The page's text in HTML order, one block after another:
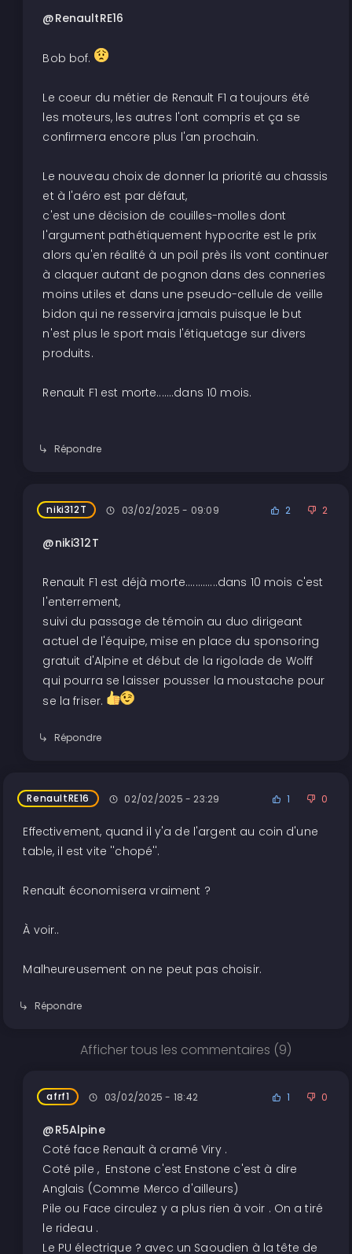
@RenaultRE16
Bob bof.
Le coeur du métier de Renault F1 a toujours été
les moteurs, les autres l'ont compris et ça se
confirmera encore plus l'an prochain.
Le nouveau choix de donner la priorité au chassis
et à l'aéro est par défaut,
c'est une décision de couilles-molles dont
l'argument pathétiquement hypocrite est le prix
alors qu'en réalité à un poil près ils vont continuer
à claquer autant de pognon dans des conneries
moins utiles et dans une pseudo-cellule de veille
bidon qui ne resservira jamais puisque le but
n'est plus le sport mais l'étiquetage sur divers
produits.
Renault F1 est morte.......dans 10 mois.
Répondre
niki312T 03/02/2025 - 09:09 2 2
@niki312T
Renault F1 est déjà morte.............dans 10 mois c'est
l'enterrement,
suivi du passage de témoin au duo dirigeant
actuel de l'équipe, mise en place du sponsoring
gratuit d'Alpine et début de la rigolade de Wolff
qui pourra se laisser pousser la moustache pour
se la friser.
Répondre
RenaultRE16 02/02/2025 - 23:29 1 0
Effectivement, quand il y'a de l'argent au coin d'une
table, il est vite ''chopé''.
Renault économisera vraiment ?
À voir..
Malheureusement on ne peut pas choisir.
Répondre
Afficher tous les commentaires (9)
afrf1 03/02/2025 - 18:42 1 0
@R5Alpine
Coté face Renault à cramé Viry .
Coté pile , Enstone c'est Enstone c'est à dire
Anglais (Comme Merco d'ailleurs)
Pile ou Face circulez y a plus rien à voir . On a tiré
le rideau .
Le PU électrique ? avec un Saoudien à la tête de